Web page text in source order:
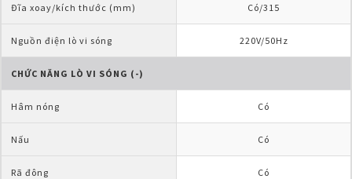
Đĩa xoay/kích thước (mm) Có/315
Nguồn điện lò vi sóng 220V/50Hz
CHỨC NĂNG LÒ VI SÓNG (-)
Hâm nóng Có
Nấu Có
Rã đông Có